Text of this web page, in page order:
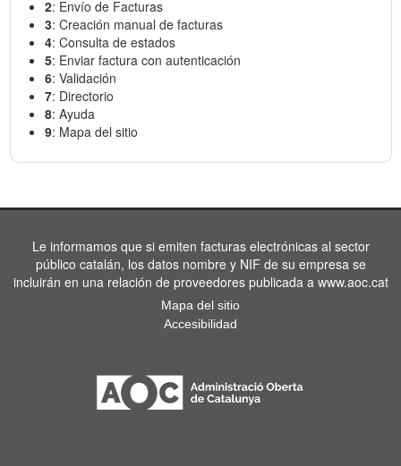
2: Envío de Facturas
3: Creación manual de facturas
4: Consulta de estados
5: Enviar factura con autenticación
6: Validación
7: Directorio
8: Ayuda
9: Mapa del sitio
Le informamos que si emiten facturas electrónicas al sector
público catalán, los datos nombre y NIF de su empresa se
incluirán en una relación de proveedores publicada a www.aoc.cat
Mapa del sitio
Accesibilidad